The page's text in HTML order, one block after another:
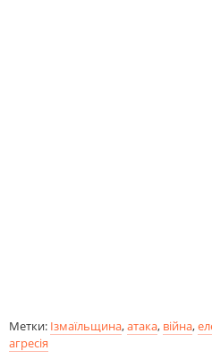
Метки: Ізмаїльщина,атака, війна,
агресія